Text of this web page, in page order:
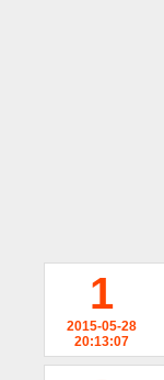
1
2015-05-28
20:13:07